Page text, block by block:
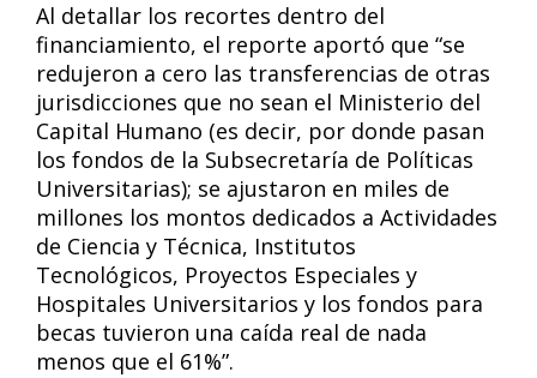
Al detallar los recortes dentro del
financiamiento, el reporte aportó que “se
redujeron a cero las transferencias de otras
jurisdicciones que no sean el Ministerio del
Capital Humano (es decir, por donde pasan
los fondos de la Subsecretaría de Políticas
Universitarias); se ajustaron en miles de
millones los montos dedicados a Actividades
de Ciencia y Técnica, Institutos
Tecnológicos, Proyectos Especiales y
Hospitales Universitarios y los fondos para
becas tuvieron una caída real de nada
menos que el 61%”.